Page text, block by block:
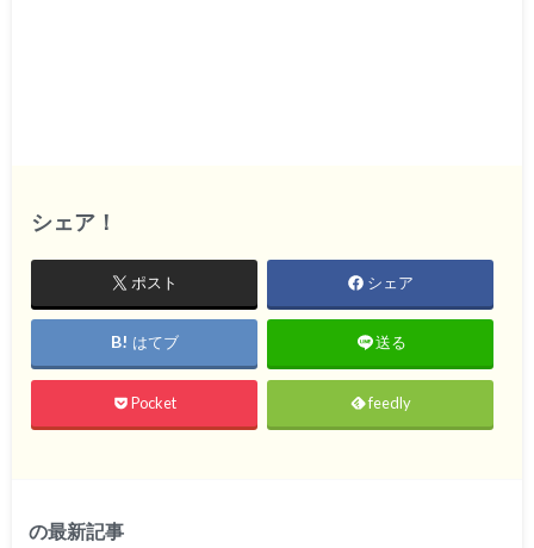
シェア！
ポスト シェア
はてブ 送る
Pocket feedly
の最新記事